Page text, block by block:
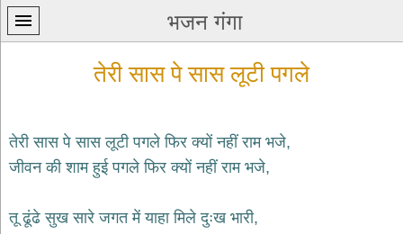
भजन गंगा
प्रथम
home
तेरी सास पे सास लूटी पगले
तेरी सास पे सास लूटी पगले फिर क्यों नहीं राम भजे,
जीवन की शाम हुई पगले फिर क्यों नहीं राम भजे,
तू ढूंढे सुख सारे जगत में याहा मिले दुःख भारी,